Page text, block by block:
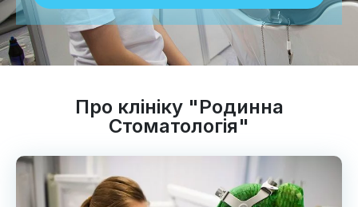
Про клініку "Родинна
Стоматологія"